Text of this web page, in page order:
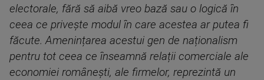
electorale, fără să aibă vreo bază sau o logică în
ceea ce privește modul în care acestea ar putea fi
făcute. Amenințarea acestui gen de naționalism
pentru tot ceea ce înseamnă relații comerciale ale
economiei românești, ale firmelor, reprezintă un